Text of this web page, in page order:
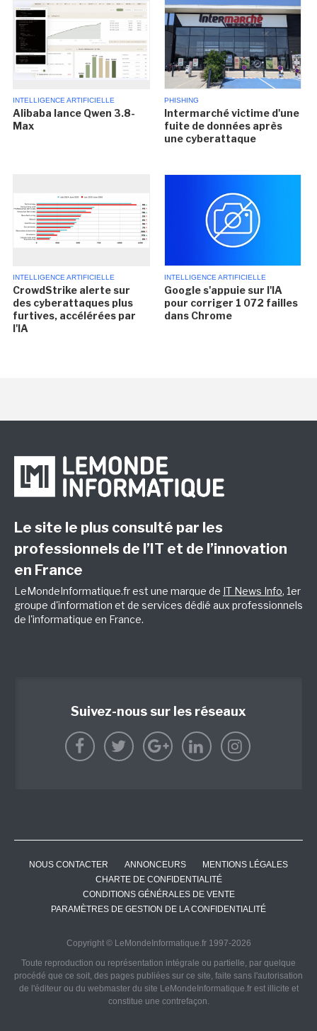
INTELLIGENCE ARTIFICIELLE
Alibaba lance Qwen 3.8-
Max
PHISHING
Intermarché victime d'une
fuite de données après
une cyberattaque
INTELLIGENCE ARTIFICIELLE
CrowdStrike alerte sur
des cyberattaques plus
furtives, accélérées par
l'IA
INTELLIGENCE ARTIFICIELLE
Google s'appuie sur l'IA
pour corriger 1 072 failles
dans Chrome
Le site le plus consulté par les
professionnels de l’IT et de l’innovation
en France
LeMondeInformatique.fr est une marque de IT News Info, 1er
groupe d'information et de services dédié aux professionnels
de l'informatique en France.
Suivez-nous sur les réseaux
NOUS CONTACTER ANNONCEURS
MENTIONS LÉGALES
CHARTE DE CONFIDENTIALITÉ
CONDITIONS GÉNÉRALES DE VENTE
PARAMÈTRES DE GESTION DE LA CONFIDENTIALITÉ
Copyright © LeMondeInformatique.fr 1997-2026
Toute reproduction ou représentation intégrale ou partielle, par quelque
procédé que ce soit, des pages publiées sur ce site, faite sans l'autorisation
de l'éditeur ou du webmaster du site LeMondeInformatique.fr est illicite et
constitue une contrefaçon.